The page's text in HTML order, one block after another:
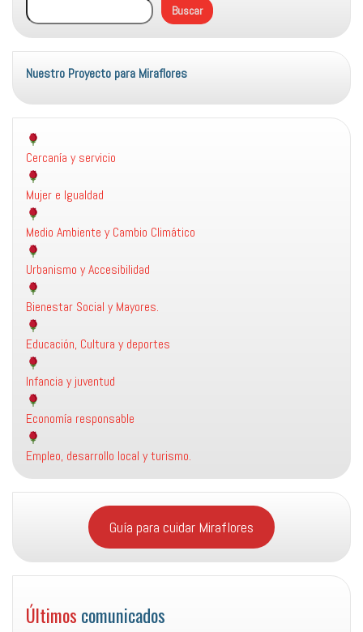
Buscar
Nuestro Proyecto para Miraflores
Cercanía y servicio
Mujer e Igualdad
Medio Ambiente y Cambio Climático
Urbanismo y Accesibilidad
Bienestar Social y Mayores.
Educación, Cultura y deportes
Infancia y juventud
Economía responsable
Empleo, desarrollo local y turismo.
Guía para cuidar Miraflores
Últimos comunicados